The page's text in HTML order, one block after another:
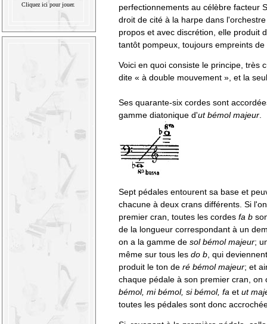
Cliquez ici pour jouer.
perfectionnements au célèbre facteur
droit de cité à la harpe dans
propos et avec discrétion, elle produit
tantôt pompeux, toujours empreints
Voici en quoi consiste le principe, très
dite « à double mouvement », et la
Ses quarante-six cordes sont
gamme diatonique d'ut bémol majeur
Sept pédales entourent sa base et
chacune à deux crans différents. Si
premier cran, toutes les cordes fa b
de la longueur correspondant à un
on a la gamme de sol bémol majeur;
même sur tous les do b , qui
produit le ton de ré bémol majeur; et
chaque pédale à son premier cran,
bémol, mi bémol, si bémol, fa et ut
toutes les pédales sont donc